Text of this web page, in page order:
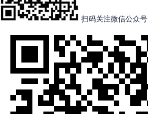
扫码关注微信公众号